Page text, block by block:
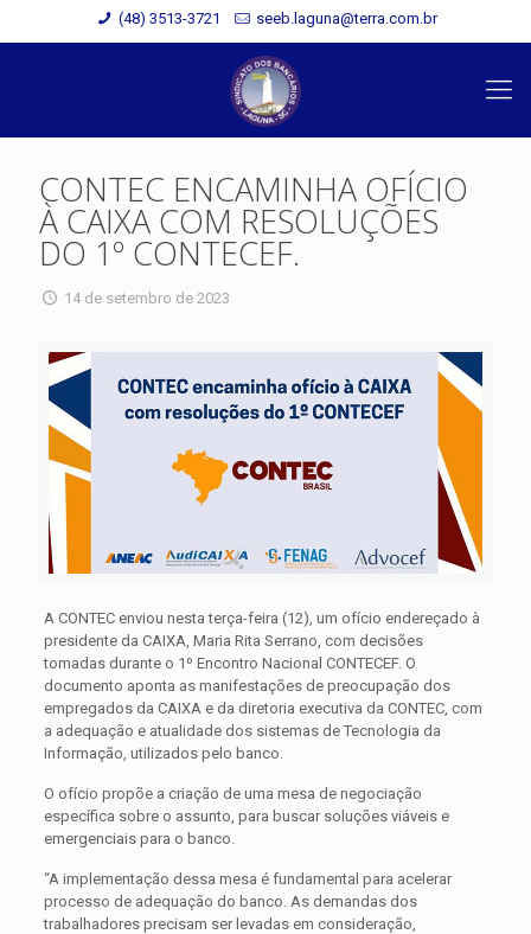
(48) 3513-3721 seeb.laguna@terra.com.br
CONTEC ENCAMINHA OFÍCIO
À CAIXA COM RESOLUÇÕES
DO 1º CONTECEF.
14 de setembro de 2023
A CONTEC enviou nesta terça-feira (12), um ofício endereçado à
presidente da CAIXA, Maria Rita Serrano, com decisões
tomadas durante o 1º Encontro Nacional CONTECEF. O
documento aponta as manifestações de preocupação dos
empregados da CAIXA e da diretoria executiva da CONTEC, com
a adequação e atualidade dos sistemas de Tecnologia da
Informação, utilizados pelo banco.
O ofício propõe a criação de uma mesa de negociação
específica sobre o assunto, para buscar soluções viáveis e
emergenciais para o banco.
“A implementação dessa mesa é fundamental para acelerar
processo de adequação do banco. As demandas dos
trabalhadores precisam ser levadas em consideração,